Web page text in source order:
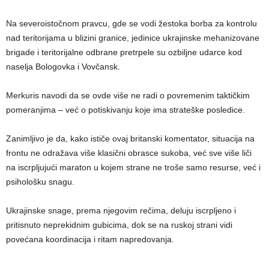
Na severoistočnom pravcu, gde se vodi žestoka borba za kontrolu
nad teritorijama u blizini granice, jedinice ukrajinske mehanizovane
brigade i teritorijalne odbrane pretrpele su ozbiljne udarce kod
naselja Bologovka i Vovčansk.
Merkuris navodi da se ovde više ne radi o povremenim taktičkim
pomeranjima – već o potiskivanju koje ima strateške posledice.
Zanimljivo je da, kako ističe ovaj britanski komentator, situacija na
frontu ne odražava više klasični obrasce sukoba, već sve više liči
na iscrpljujući maraton u kojem strane ne troše samo resurse, već i
psihološku snagu.
Ukrajinske snage, prema njegovim rečima, deluju iscrpljeno i
pritisnuto neprekidnim gubicima, dok se na ruskoj strani vidi
povećana koordinacija i ritam napredovanja.